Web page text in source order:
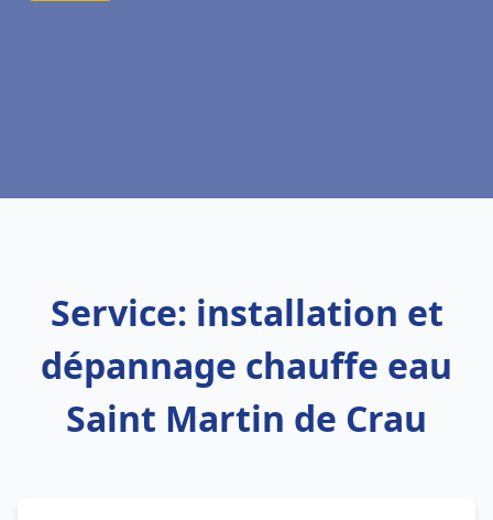
Service: installation et
dépannage chauffe eau
Saint Martin de Crau